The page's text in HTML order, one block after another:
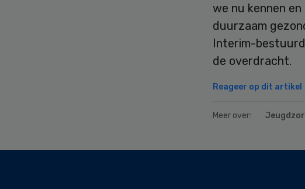
we nu kennen
duurzaam
Interim-
de overdracht.
Reageer op dit artikel
Meer over: